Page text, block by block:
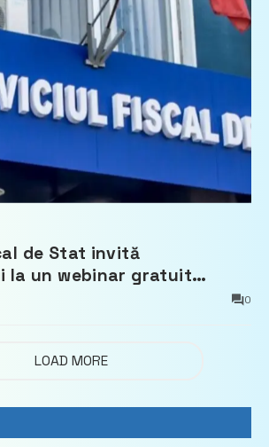
de Stat invită
la un webinar gratuit
impozitului pe bunurile
0
LOAD MORE